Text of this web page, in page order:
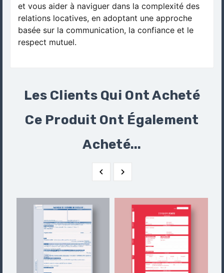
et vous aider à naviguer dans la complexité des
relations locatives, en adoptant une approche
basée sur la communication, la confiance et le
respect mutuel.
Les Clients Qui Ont Acheté
Ce Produit Ont Également
Acheté...
 